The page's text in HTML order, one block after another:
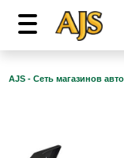
AJS - Сеть магазинов